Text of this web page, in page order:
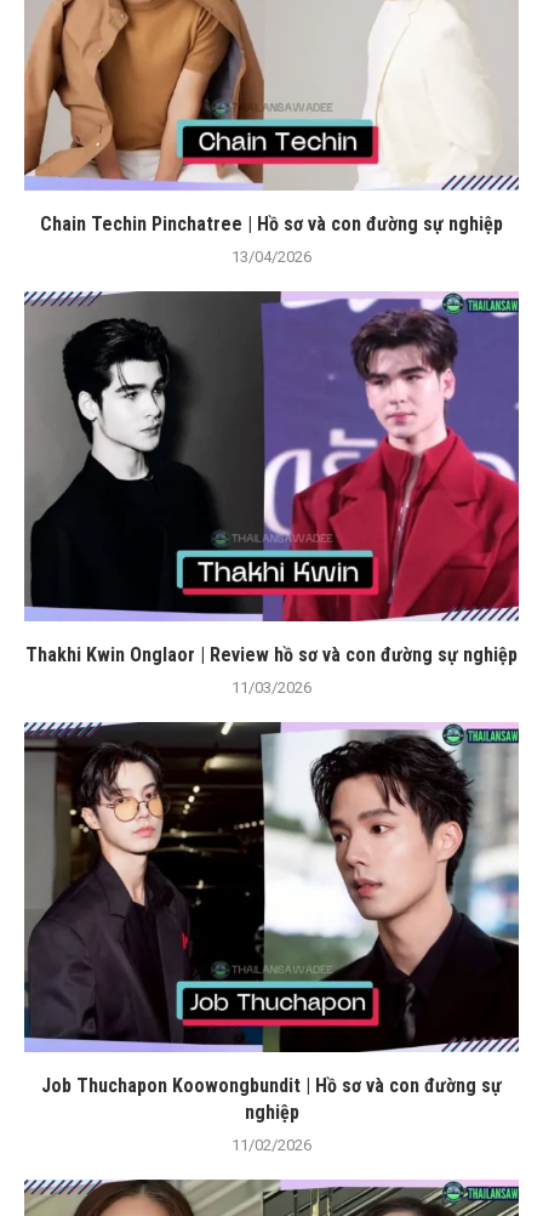
Chain Techin Pinchatree | Hồ sơ và con đường sự nghiệp
13/04/2026
Thakhi Kwin Onglaor | Review hồ sơ và con đường sự nghiệp
11/03/2026
Job Thuchapon Koowongbundit | Hồ sơ và con đường sự
nghiệp
11/02/2026